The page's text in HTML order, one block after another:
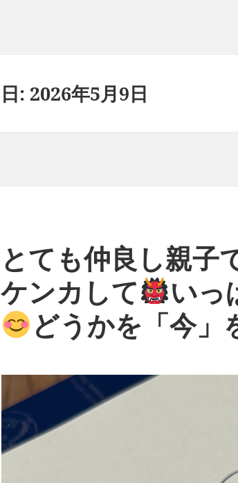
日: 2026年5月9日
とても仲良し親子
ケンカして
いっ
どうかを「今」